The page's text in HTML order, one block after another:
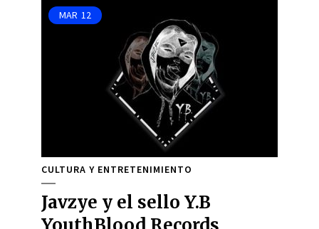
MAR 12
CULTURA Y ENTRETENIMIENTO
Javzye y el sello Y.B